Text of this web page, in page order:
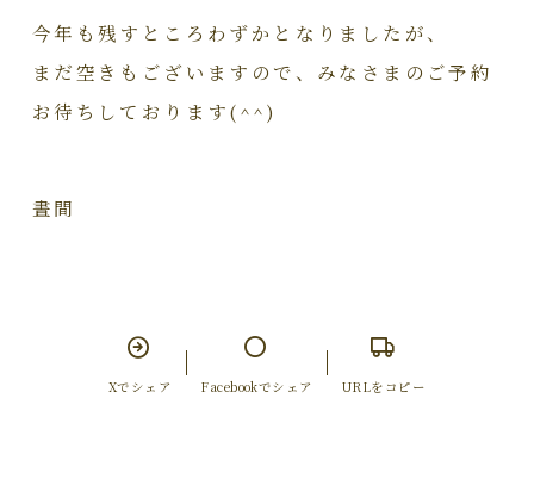
今年も残すところわずかとなりましたが、
まだ空きもございますので、みなさまのご予約
お待ちしております(^^)
晝間
Xでシェア Facebookでシェア URLをコピー